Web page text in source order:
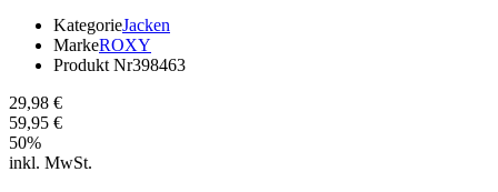
KategorieJacken
MarkeROXY
Produkt Nr398463
29,98 €
59,95 €
50%
inkl. MwSt.